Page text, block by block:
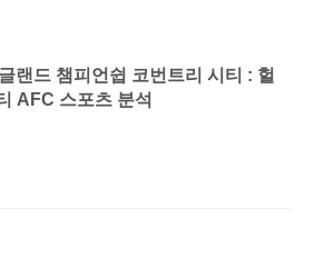
랜드 챔피언쉽 코번트리 시티 : 헐
AFC 스포츠 분석